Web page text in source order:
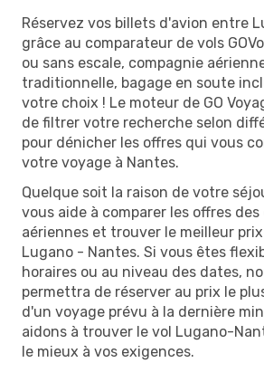
Réservez vos billets d'avion entre
grâce au comparateur de vols
ou sans escale, compagnie
traditionnelle, bagage en soute
votre choix ! Le moteur de GO
de filtrer votre recherche selon
pour dénicher les offres qui vous
votre voyage à Nantes.
Quelque soit la raison de votre
vous aide à comparer les offres
aériennes et trouver le meilleur
Lugano - Nantes. Si vous êtes
horaires ou au niveau des dates,
permettra de réserver au prix le
d'un voyage prévu à la dernière
aidons à trouver le vol Lugano-
le mieux à vos exigences.